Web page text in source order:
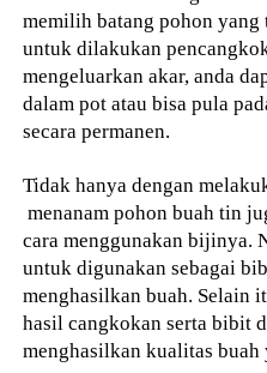
memilih batang pohon
untuk dilakukan
mengeluarkan akar, anda
dalam pot atau bisa pula
secara permanen.
Tidak hanya dengan
menanam pohon buah tin
cara menggunakan bijinya.
untuk digunakan sebagai
menghasilkan buah. Selain
hasil cangkokan serta bibit
menghasilkan kualitas buah